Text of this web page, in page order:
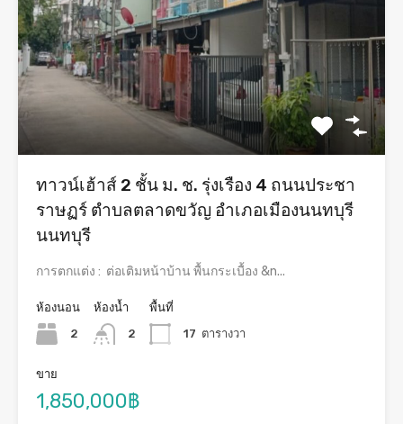
ทาวน์เฮ้าส์ 2 ชั้น ม. ช. รุ่งเรือง 4 ถนนประชา
ราษฏร์ ตำบลตลาดขวัญ อำเภอเมืองนนทบุรี
นนทบุรี
การตกแต่ง : ต่อเติมหน้าบ้าน พื้นกระเบื้อง &n...
ห้องนอน
2
ห้องน้ำ
2
พื้นที่
17 ตารางวา
ขาย
1,850,000฿